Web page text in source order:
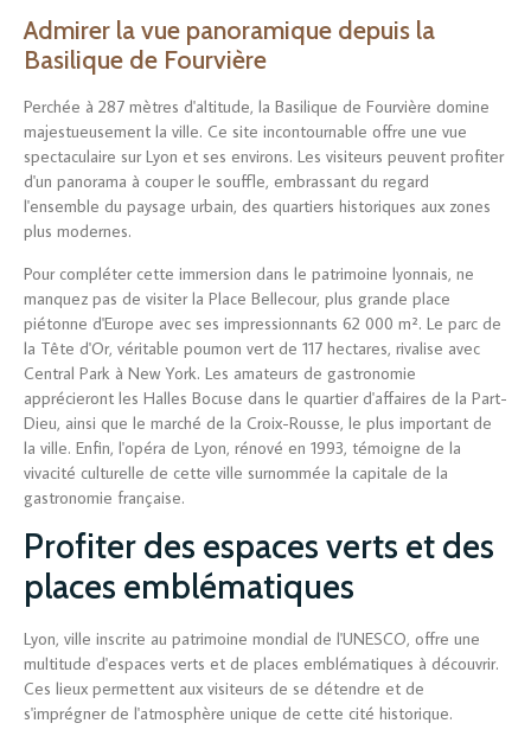
Admirer la vue panoramique depuis la
Basilique de Fourvière
Perchée à 287 mètres d'altitude, la Basilique de Fourvière domine
majestueusement la ville. Ce site incontournable offre une vue
spectaculaire sur Lyon et ses environs. Les visiteurs peuvent profiter
d'un panorama à couper le souffle, embrassant du regard
l'ensemble du paysage urbain, des quartiers historiques aux zones
plus modernes.
Pour compléter cette immersion dans le patrimoine lyonnais, ne
manquez pas de visiter la Place Bellecour, plus grande place
piétonne d'Europe avec ses impressionnants 62 000 m². Le parc de
la Tête d'Or, véritable poumon vert de 117 hectares, rivalise avec
Central Park à New York. Les amateurs de gastronomie
apprécieront les Halles Bocuse dans le quartier d'affaires de la Part-
Dieu, ainsi que le marché de la Croix-Rousse, le plus important de
la ville. Enfin, l'opéra de Lyon, rénové en 1993, témoigne de la
vivacité culturelle de cette ville surnommée la capitale de la
gastronomie française.
Profiter des espaces verts et des
places emblématiques
Lyon, ville inscrite au patrimoine mondial de l'UNESCO, offre une
multitude d'espaces verts et de places emblématiques à découvrir.
Ces lieux permettent aux visiteurs de se détendre et de
s'imprégner de l'atmosphère unique de cette cité historique.